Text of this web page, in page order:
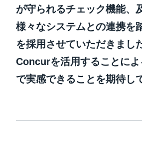
が守られるチェック機能、
様々なシステムとの連携を
を採用させていただきまし
Concurを活用することに
で実感できることを期待し